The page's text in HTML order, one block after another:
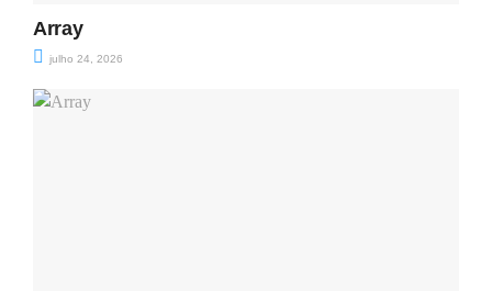
Array
julho 24, 2026